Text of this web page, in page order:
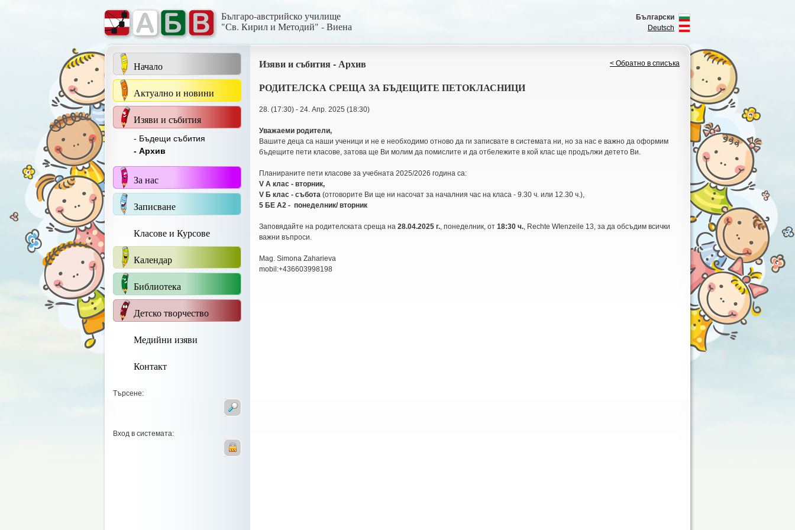
Българо-австрийско училище
"Св. Кирил и Методий" - Виена
Български
Deutsch
Начало
Актуално и новини
Изяви и събития
- Бъдещи събития
- Архив
За нас
Записване
Класове и Курсове
Календар
Библиотека
Детско творчество
Медийни изяви
Контакт
Търсене:
Вход в системата:
< Обратно в списъка
Изяви и събития - Архив
РОДИТЕЛСКА СРЕЩА ЗА БЪДЕЩИТЕ ПЕТОКЛАСНИЦИ
28. (17:30) - 24. Апр. 2025 (18:30)
Уважаеми родители,
Вашите деца са наши ученици и не е необходимо отново да ги записвате в системата ни, но за нас е важно да оформим
бъдещите пети класове, затова ще Ви молим да помислите и да отбележите в кой клас ще продължи детето Ви.
Планираните пети класове за учебната 2025/2026 година са:
V А клас - вторник,
V Б клас - събота (отговорите Ви ще ни насочат за началния час на класа - 9.30 ч. или 12.30 ч.),
5 БЕ А2 - понеделник/ вторник
Заповядайте на родителската среща на 28.04.2025 г., понеделник, от 18:30 ч., Rechte WIenzeile 13, за да обсъдим всички
важни въпроси.
Mag. Simona Zaharieva
mobil:+436603998198